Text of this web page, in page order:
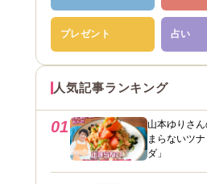
プレゼント 占い
人気記事ランキング
01
山本ゆりさ
まらないツ
ダ」